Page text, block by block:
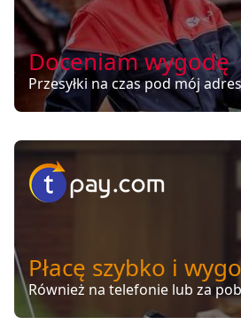
Doceniam wygodę
Przesyłki na czas pod mój
Płacę szybko i
Również na telefonie lub za